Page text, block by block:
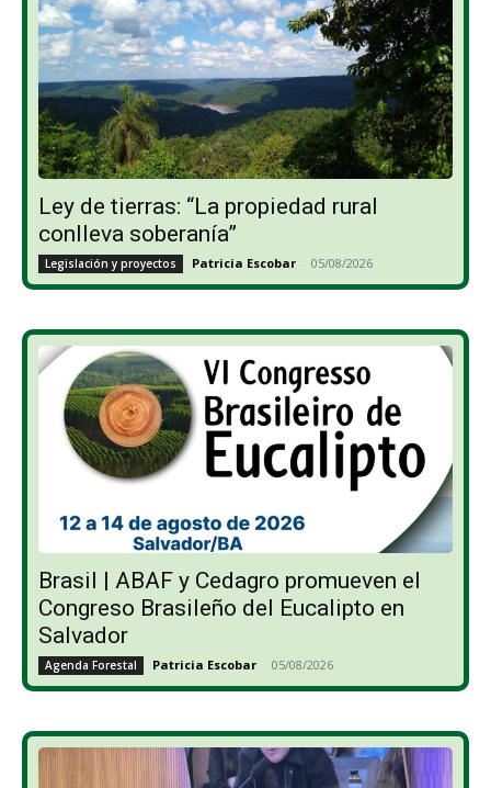
Ley de tierras: “La propiedad rural
conlleva soberanía”
Legislación y proyectos Patricia Escobar - 05/08/2026
Brasil | ABAF y Cedagro promueven el
Congreso Brasileño del Eucalipto en
Salvador
Agenda Forestal Patricia Escobar - 05/08/2026